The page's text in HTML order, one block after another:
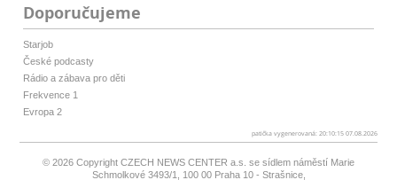
Doporučujeme
Starjob
České podcasty
Rádio a zábava pro děti
Frekvence 1
Evropa 2
patička vygenerovaná: 20:10:15 07.08.2026
© 2026 Copyright CZECH NEWS CENTER a.s. se sídlem náměstí Marie
Schmolkové 3493/1, 100 00 Praha 10 - Strašnice,